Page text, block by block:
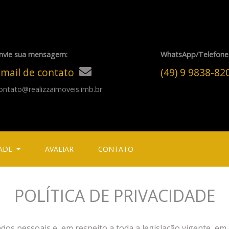
sua mensagem:
de contato
WhatsApp/
(49) 9 9838-
AVALIAR CONTATO
POLÍTICA DE PRIVACIDADE